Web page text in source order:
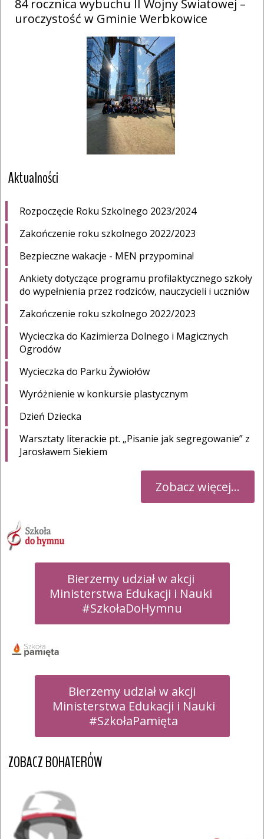
84 rocznica wybuchu II Wojny Światowej –
uroczystość w Gminie Werbkowice
Aktualności
Rozpoczęcie Roku Szkolnego 2023/2024
Zakończenie roku szkolnego 2022/2023
Bezpieczne wakacje - MEN przypomina!
Ankiety dotyczące programu profilaktycznego szkoły
do wypełnienia przez rodziców, nauczycieli i uczniów
Zakończenie roku szkolnego 2022/2023
Wycieczka do Kazimierza Dolnego i Magicznych
Ogrodów
Wycieczka do Parku Żywiołów
Wyróżnienie w konkursie plastycznym
Dzień Dziecka
Warsztaty literackie pt. „Pisanie jak segregowanie” z
Jarosławem Siekiem
Zobacz więcej...
Bierzemy udział w akcji
Ministerstwa Edukacji i Nauki
#SzkołaDoHymnu
Bierzemy udział w akcji
#SzkołaPamięta
ZOBACZ BOHATERÓW